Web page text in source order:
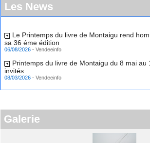
Les News
Le Printemps du livre de Montaigu rend
sa 36 éme édition
06/08/2026 -Vendeeinfo
Printemps du livre de Montaigu du 8 mai au
invités
08/03/2026 Vendeeinfo
Galerie